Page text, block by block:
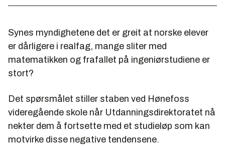
Synes myndighetene det er greit at norske elever
er dårligere i realfag, mange sliter med
matematikken og frafallet på ingeniørstudiene er
stort?
Det spørsmålet stiller staben ved Hønefoss
videregående skole når Utdanningsdirektoratet nå
nekter dem å fortsette med et studieløp som kan
motvirke disse negative tendensene.